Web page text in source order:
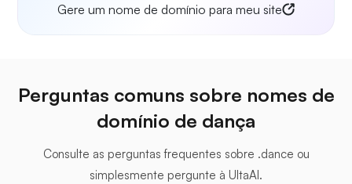
Gere um nome de domínio para meu site
Perguntas comuns sobre nomes de
domínio de dança
Consulte as perguntas frequentes sobre .dance ou
simplesmente pergunte à UltaAI.